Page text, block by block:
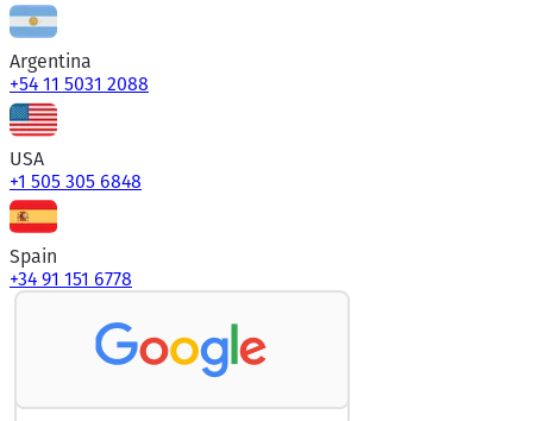
Argentina
+54 11 5031 2088
USA
+1 505 305 6848
Spain
+34 91 151 6778